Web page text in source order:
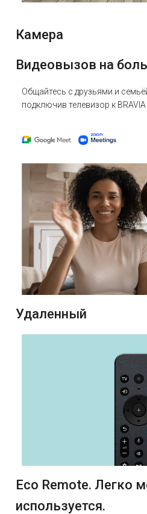
Камера
Видеовызов на
Общайтесь с друзьями и
подключив телевизор к
Удаленный
Eco Remote. Легко
используется.